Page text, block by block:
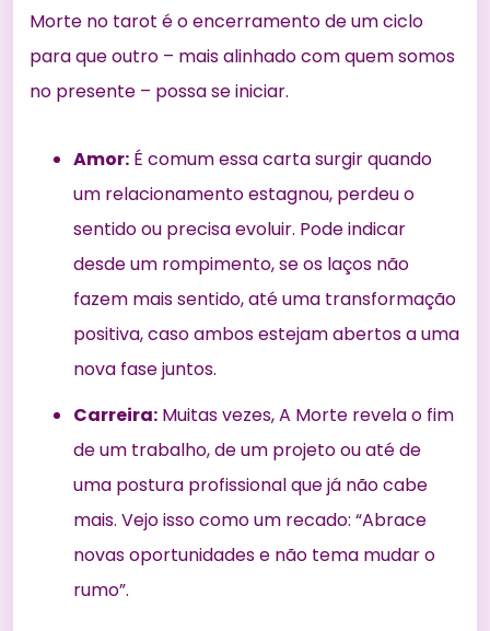
Morte no tarot é o encerramento de um ciclo
para que outro – mais alinhado com quem somos
no presente – possa se iniciar.
Amor: É comum essa carta surgir quando
um relacionamento estagnou, perdeu o
sentido ou precisa evoluir. Pode indicar
desde um rompimento, se os laços não
fazem mais sentido, até uma transformação
positiva, caso ambos estejam abertos a uma
nova fase juntos.
Carreira: Muitas vezes, A Morte revela o fim
de um trabalho, de um projeto ou até de
uma postura profissional que já não cabe
mais. Vejo isso como um recado: “Abrace
novas oportunidades e não tema mudar o
rumo”.